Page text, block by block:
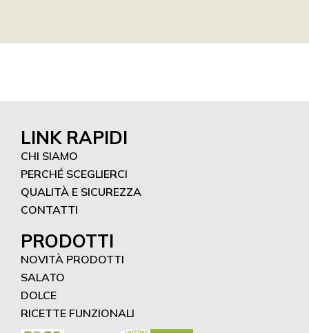
LINK RAPIDI
CHI SIAMO
PERCHÉ SCEGLIERCI
QUALITÀ E SICUREZZA
CONTATTI
PRODOTTI
NOVITÀ PRODOTTI
SALATO
DOLCE
RICETTE FUNZIONALI